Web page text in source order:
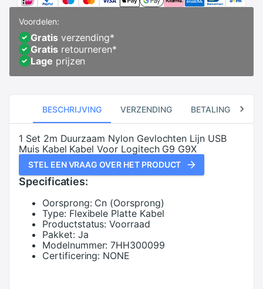
Voordelen:
Gratisverzending*
Gratisretourneren*
Lage prijzen
BESCHRIJVING VERZENDING BETALING
1 Set 2m Duurzaam Nylon Gevlochten Lijn USB
Muis Kabel Kabel Voor Logitech G9 G9X
STEL EEN VRAAG OVER HET PRODUCT
Specificaties:
Oorsprong: Cn (Oorsprong)
Type: Flexibele Platte Kabel
Productstatus: Voorraad
Pakket: Ja
Modelnummer: 7HH300099
Certificering: NONE